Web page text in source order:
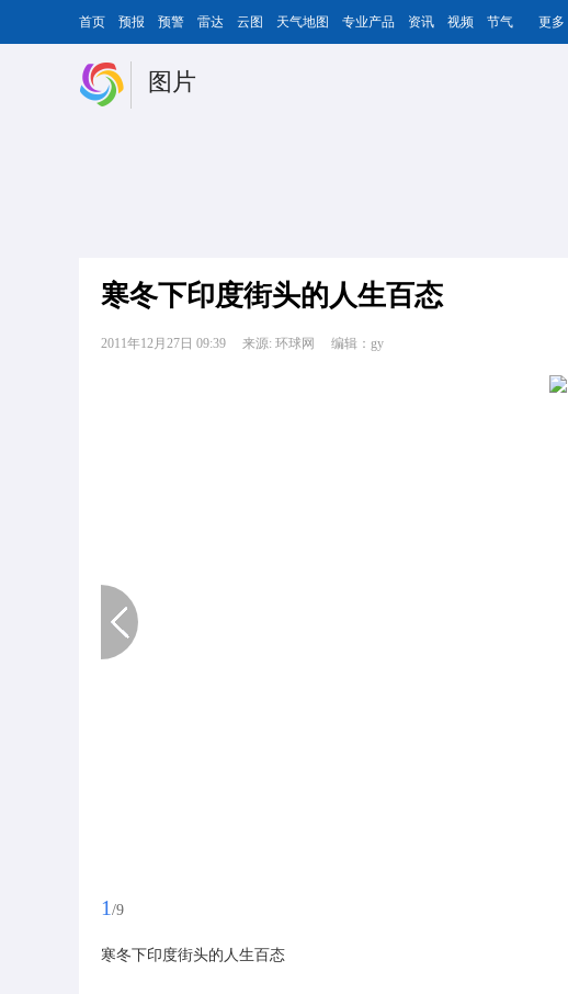
首页 预报 预警 雷达 云图 天气地图 专业产品 资讯 视频 节气 更多
图片
寒冬下印度街头的人生百态
2011年12月27日 09:39 来源: 环球网 编辑：gy
1 /9
寒冬下印度街头的人生百态